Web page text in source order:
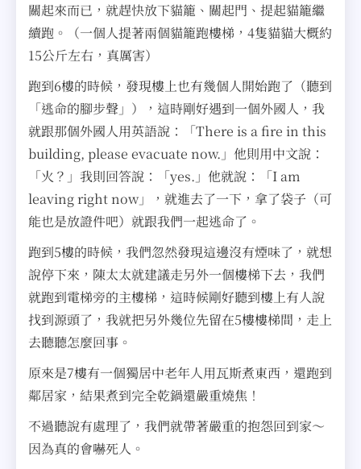
關起來而已，就趕快放下貓籠、關起門、提起貓籠繼
續跑。（一個人提著兩個貓籠跑樓梯，4隻貓貓大概約
15公斤左右，真厲害）
跑到6樓的時候，發現樓上也有幾個人開始跑了（聽到
「逃命的腳步聲」），這時剛好遇到一個外國人，我
就跟那個外國人用英語說：「There is a fire in this
building, please evacuate now.」他則用中文說：
「火？」我則回答說：「yes.」他就說：「I am
leaving right now」，就進去了一下，拿了袋子（可
能也是放證件吧）就跟我們一起逃命了。
跑到5樓的時候，我們忽然發現這邊沒有煙味了，就想
說停下來，陳太太就建議走另外一個樓梯下去，我們
就跑到電梯旁的主樓梯，這時候剛好聽到樓上有人說
找到源頭了，我就把另外幾位先留在5樓樓梯間，走上
去聽聽怎麼回事。
原來是7樓有一個獨居中老年人用瓦斯煮東西，還跑到
鄰居家，結果煮到完全乾鍋還嚴重燒焦！
不過聽說有處理了，我們就帶著嚴重的抱怨回到家～
因為真的會嚇死人。